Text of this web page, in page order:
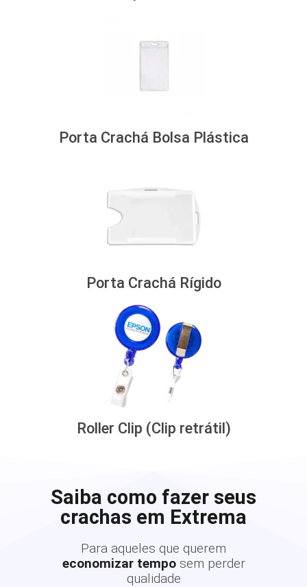
Porta Crachá Bolsa Plástica
Porta Crachá Rígido
Roller Clip (Clip retrátil)
Saiba como fazer seus
crachas em Extrema
Para aqueles que querem
economizar tempo sem perder
qualidade